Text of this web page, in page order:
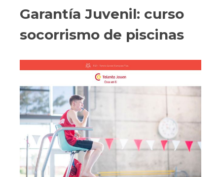
Garantía Juvenil: curso
socorrismo de piscinas